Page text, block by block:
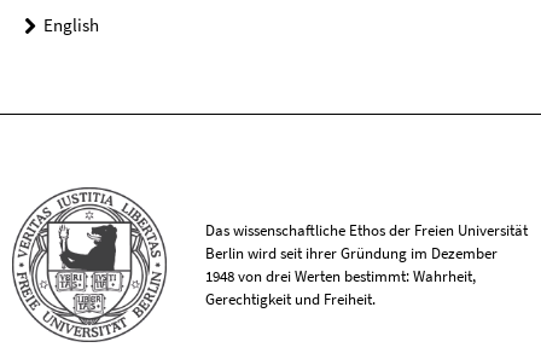
English
Das wissenschaftliche Ethos der Freien Universität
Berlin wird seit ihrer Gründung im Dezember
1948 von drei Werten bestimmt: Wahrheit,
Gerechtigkeit und Freiheit.